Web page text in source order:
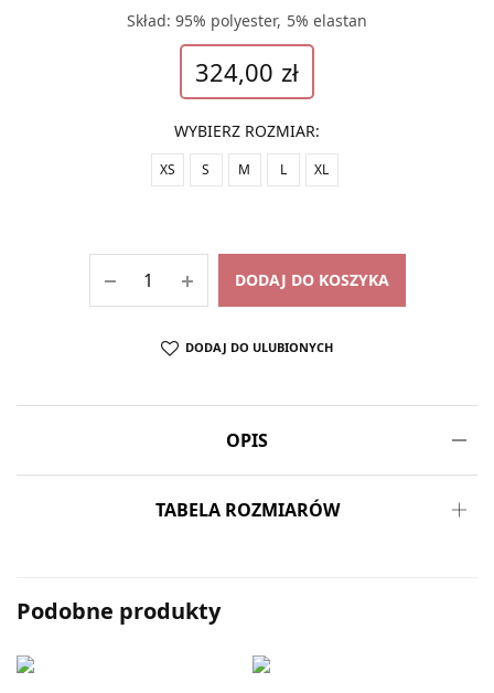
Skład: 95% polyester, 5% elastan
324,00 zł
WYBIERZ ROZMIAR:
XS S M L XL
DODAJ DO KOSZYKA
DODAJ DO ULUBIONYCH
OPIS
TABELA ROZMIARÓW
Podobne produkty